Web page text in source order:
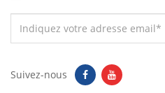
Suivez-nous